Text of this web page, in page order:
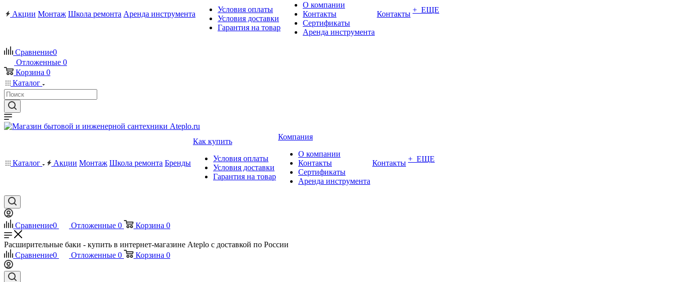
Акции Монтаж Школа ремонта Аренда инструмента
Условия оплаты
Условия доставки
Гарантия на товар
О компании
Контакты
Сертификаты
Аренда инструмента
Контакты + ЕЩЕ
Сравнение0
Отложенные 0
Корзина 0
Каталог
Каталог Акции Монтаж Школа ремонта Бренды
Как купить
Условия оплаты
Условия доставки
Гарантия на товар
Компания
О компании
Контакты
Сертификаты
Аренда инструмента
Контакты + ЕЩЕ
Сравнение0 Отложенные 0 Корзина 0
Расширительные баки - купить в интернет-магазине Ateplo с доставкой по России
Сравнение0 Отложенные 0 Корзина 0